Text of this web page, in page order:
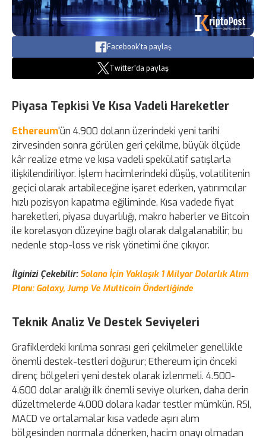
Facebook'ta paylaş
Twitter'da paylaş
Piyasa Tepkisi Ve Kısa Vadeli Hareketler
Ethereum'ün 4.900 doların üzerindeki yeni tarihi
zirvesinden sonra görülen geri çekilme, büyük ölçüde
kâr realize etme ve kısa vadeli spekülatif satışlarla
ilişkilendiriliyor. İşlem hacimlerindeki düşüş, volatilitenin
geçici olarak artabileceğine işaret ederken, yatırımcılar
hızlı pozisyon kapatma eğiliminde. Kısa vadede fiyat
hareketleri, piyasa duyarlılığı, makro haberler ve Bitcoin
ile korelasyon düzeyine bağlı olarak dalgalanabilir; bu
nedenle stop-loss ve risk yönetimi öne çıkıyor.
İlginizi Çekebilir: Solana İçin Yaklaşık 1 Milyar Dolarlık Alım
Planı: Galaxy, Jump Ve Multicoin Önderliğinde
Teknik Analiz Ve Destek Seviyeleri
Grafiklerdeki kırılma sonrası geri çekilmeler genellikle
önemli destek-testleri doğurur; Ethereum için önceki
direnç bölgeleri yeni destek olarak izlenmeli. 4.500-
4.600 dolar aralığı ilk önemli seviye olurken, daha derin
düzeltmelerde 4.000 dolara kadar testler mümkün. RSI,
MACD ve ortalamalar kısa vadede aşırı alım
bölgesinden normala dönerken, hacim onayı olmadan